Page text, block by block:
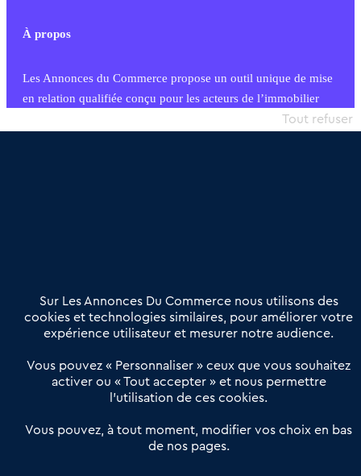
À propos
Les Annonces du Commerce propose un outil unique de mise
en relation qualifiée conçu pour les acteurs de l’immobilier
commercial et les collectivités territoriales, simple et intégrant
Offres Pro
Actualités
Qui sommes nous ?
Derniers articles
Réseau 3C : un partenaire national dédié aux transactions
Petitscommerces : Un partenariat au service du commerce de
proximité et des territoires
Sur Les Annonces Du Commerce nous utilisons des
cookies et technologies similaires, pour améliorer votre
expérience utilisateur et mesurer notre audience.
Vous pouvez « Personnaliser » ceux que vous souhaitez
activer ou « Tout accepter » et nous permettre
l’utilisation de ces cookies.
Vous pouvez, à tout moment, modifier vos choix en bas
de nos pages.
Tout refuser